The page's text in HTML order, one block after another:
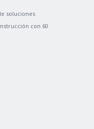
soluciones
con 60